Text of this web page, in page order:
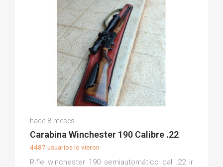
(0)
hace 8 meses
Carabina Winchester 190 Calibre .22
4487 usuarios lo vieron
Rifle winchester 190 semiautomático cal .22 lr